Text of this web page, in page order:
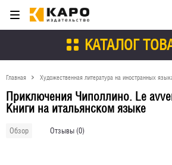
КАТАЛОГ
Главная Художественная литература на иностранных
Приключения Чиполлино. Le
Книги на итальянском языке
Обзор Отзывы (0)